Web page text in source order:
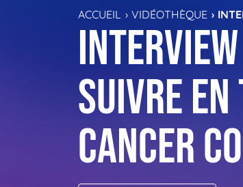
ACCUEIL VIDÉOTHÈQUE
Interview
suivre
cancer